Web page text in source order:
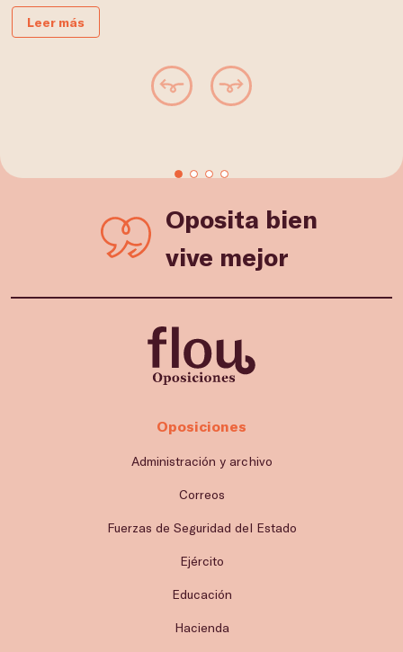
Leer más
Oposita bien
vive mejor
Oposiciones
Administración y archivo
Correos
Fuerzas de Seguridad del Estado
Ejército
Educación
Hacienda